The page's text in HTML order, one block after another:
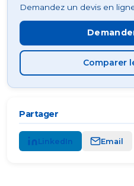
Demandez un devis en
Comparer
Partager
LinkedIn Email